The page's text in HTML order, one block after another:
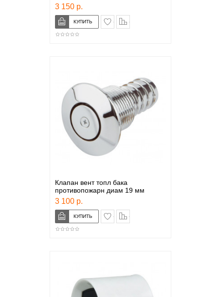
3 150 р.
в закладки
Клапан вент топл бака
противопожарн диам 19 мм
3 100 р.
в закладки